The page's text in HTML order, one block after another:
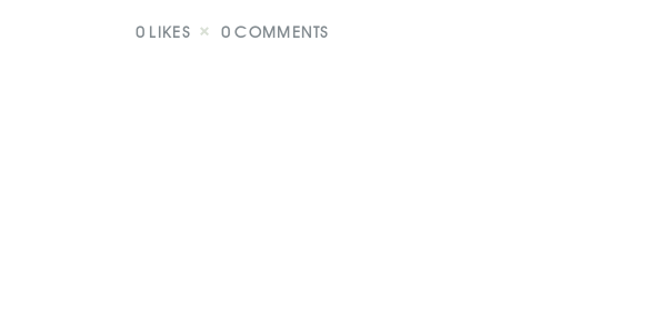
0 LIKES 0 COMMENTS